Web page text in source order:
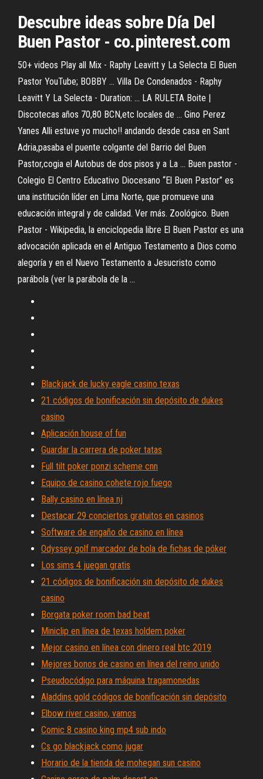
Descubre ideas sobre Día Del
Buen Pastor - co.pinterest.com
50+ videos Play all Mix - Raphy Leavitt y La Selecta El Buen
Pastor YouTube; BOBBY ... Villa De Condenados - Raphy
Leavitt Y La Selecta - Duration: ... LA RULETA Boite |
Discotecas años 70,80 BCN,etc locales de ... Gino Perez
Yanes Alli estuve yo mucho!! andando desde casa en Sant
Adria,pasaba el puente colgante del Barrio del Buen
Pastor,cogia el Autobus de dos pisos y a La ... Buen pastor -
Colegio El Centro Educativo Diocesano “El Buen Pastor” es
una institución líder en Lima Norte, que promueve una
educación integral y de calidad. Ver más. Zoológico. Buen
Pastor - Wikipedia, la enciclopedia libre El Buen Pastor es una
advocación aplicada en el Antiguo Testamento a Dios como
alegoría y en el Nuevo Testamento a Jesucristo como
parábola (ver la parábola de la ...
Blackjack de lucky eagle casino texas
21 códigos de bonificación sin depósito de dukes
casino
Aplicación house of fun
Guardar la carrera de poker tatas
Full tilt poker ponzi scheme cnn
Equipo de casino cohete rojo fuego
Bally casino en línea nj
Destacar 29 conciertos gratuitos en casinos
Software de engaño de casino en línea
Odyssey golf marcador de bola de fichas de póker
Los sims 4 juegan gratis
21 códigos de bonificación sin depósito de dukes
casino
Borgata poker room bad beat
Miniclip en línea de texas holdem poker
Mejor casino en línea con dinero real btc 2019
Mejores bonos de casino en línea del reino unido
Pseudocódigo para máquina tragamonedas
Aladdins gold códigos de bonificación sin depósito
Elbow river casino, vamos
Comic 8 casino king mp4 sub indo
Cs go blackjack como jugar
Horario de la tienda de mohegan sun casino